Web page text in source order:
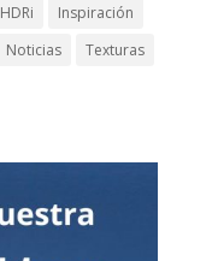
HDRi
Inspiración
Noticias
Texturas